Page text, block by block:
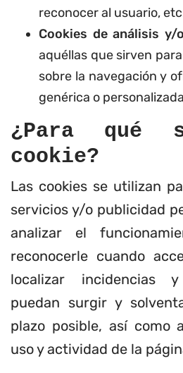
reconocer al usuario,
Cookies de análisis y/
aquéllas que sirven
sobre la navegación y
genérica o
¿Para qué
cookie?
Las cookies se utilizan
servicios y/o publicidad
analizar el
reconocerle cuando
localizar incidencias
puedan surgir y
plazo posible, así como
uso y actividad de la